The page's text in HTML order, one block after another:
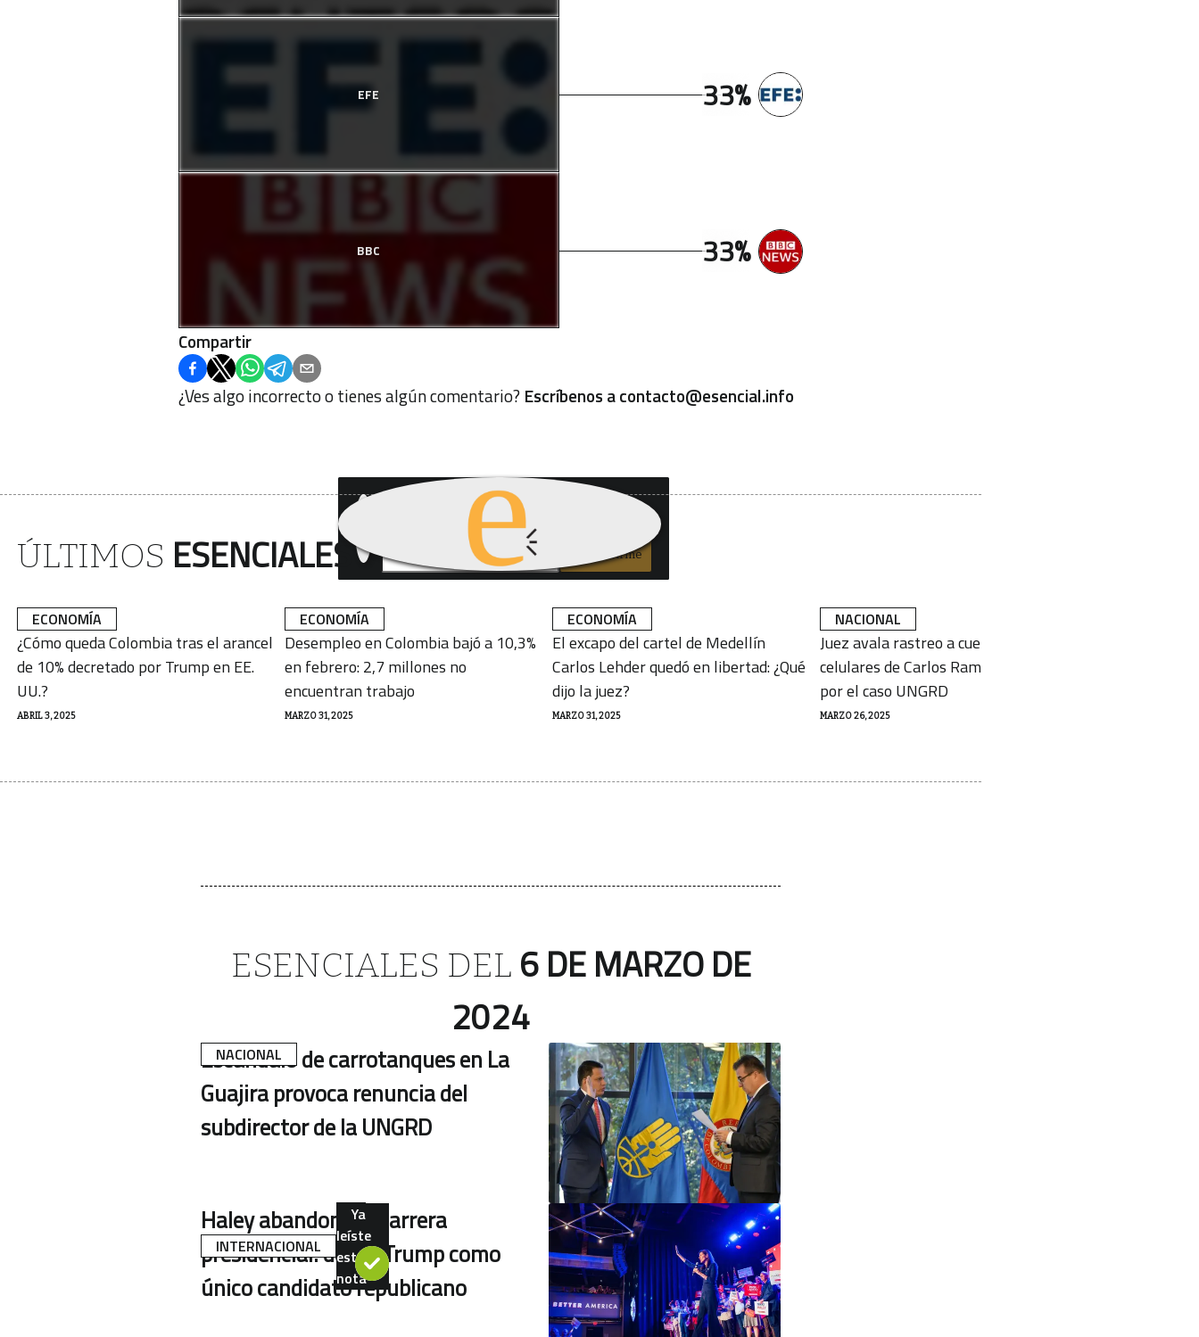
EFE
BBC
33%
33%
Compartir
¿Ves algo incorrecto o tienes algún comentario? Escríbenos acontacto@esencial.info
¿Quieres recibir nuestro
boletín de información?
Subscribirme
ESENCIALES DEL 6 DE MARZO DE
2024
NACIONAL
Escándalo de carrotanques en La
Guajira provoca renuncia del
subdirector de la UNGRD
INTERNACIONAL
Ya
leíste
esta
nota
Haley abandona la carrera
presidencial: deja a Trump como
único candidato republicano
ÚLTIMOS ESENCIALES
ECONOMÍA
ABRIL 3, 2025
¿Cómo queda Colombia tras el arancel
de 10% decretado por Trump en EE.
UU.?
ECONOMÍA
MARZO 31, 2025
Desempleo en Colombia bajó a 10,3%
en febrero: 2,7 millones no
encuentran trabajo
ECONOMÍA
MARZO 31, 2025
El excapo del cartel de Medellín
Carlos Lehder quedó en libertad: ¿Qué
dijo la juez?
NACIONAL
MARZO 26, 2025
Juez avala rastreo a cuentas y
celulares de Carlos Ramón González
por el caso UNGRD